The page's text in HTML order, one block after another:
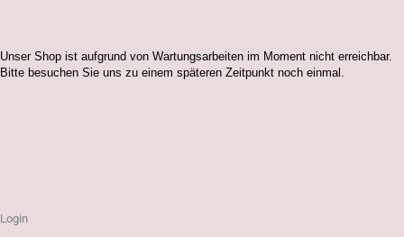
Unser Shop ist aufgrund von Wartungsarbeiten im Moment nicht erreichbar.
Bitte besuchen Sie uns zu einem späteren Zeitpunkt noch einmal.
Login